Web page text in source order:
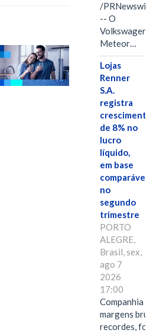
/PRNewswire/
-- O
Volkswagen
Meteor…
Lojas
Renner
S.A.
registra
crescimento
de 8% no
lucro
líquido,
em base
comparável,
no
segundo
trimestre
PORTO
ALEGRE,
Brasil, sex,
ago 7
2026
17:00
Companhia
margens brutas
recordes,